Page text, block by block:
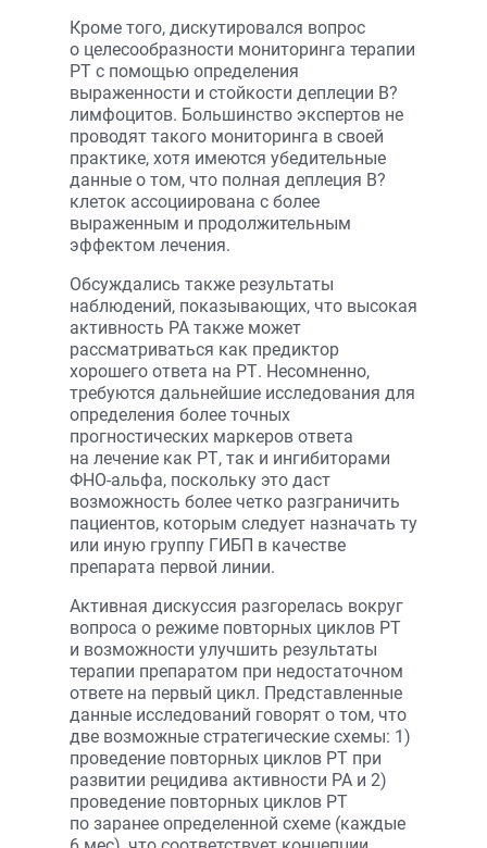
Кроме того, дискутировался вопрос
о целесообразности мониторинга терапии
РТ с помощью определения
выраженности и стойкости деплеции В?
лимфоцитов. Большинство экспертов не
проводят такого мониторинга в своей
практике, хотя имеются убедительные
данные о том, что полная деплеция В?
клеток ассоциирована с более
выраженным и продолжительным
эффектом лечения.
Обсуждались также результаты
наблюдений, показывающих, что высокая
активность РА также может
рассматриваться как предиктор
хорошего ответа на РТ. Несомненно,
требуются дальнейшие исследования для
определения более точных
прогностических маркеров ответа
на лечение как РТ, так и ингибиторами
ФНО-альфа, поскольку это даст
возможность более четко разграничить
пациентов, которым следует назначать ту
или иную группу ГИБП в качестве
препарата первой линии.
Активная дискуссия разгорелась вокруг
вопроса о режиме повторных циклов РТ
и возможности улучшить результаты
терапии препаратом при недостаточном
ответе на первый цикл. Представленные
данные исследований говорят о том, что
две возможные стратегические схемы: 1)
проведение повторных циклов РТ при
развитии рецидива активности РА и 2)
проведение повторных циклов РТ
по заранее определенной схеме (каждые